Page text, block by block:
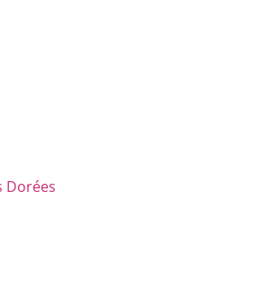
Dorées